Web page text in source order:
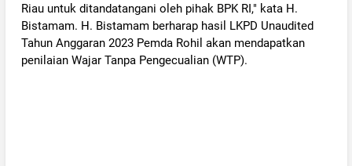
Riau untuk ditandatangani oleh pihak BPK RI," kata H.
Bistamam. H. Bistamam berharap hasil LKPD Unaudited
Tahun Anggaran 2023 Pemda Rohil akan mendapatkan
penilaian Wajar Tanpa Pengecualian (WTP).